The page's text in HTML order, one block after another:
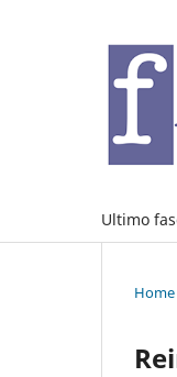
Ultimo
Home